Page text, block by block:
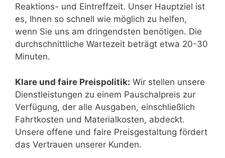
Reaktions- und Eintreffzeit. Unser Hauptziel ist
es, Ihnen so schnell wie möglich zu helfen,
wenn Sie uns am dringendsten benötigen. Die
durchschnittliche Wartezeit beträgt etwa 20-30
Minuten.
Klare und faire Preispolitik: Wir stellen unsere
Dienstleistungen zu einem Pauschalpreis zur
Verfügung, der alle Ausgaben, einschließlich
Fahrtkosten und Materialkosten, abdeckt.
Unsere offene und faire Preisgestaltung fördert
das Vertrauen unserer Kunden.